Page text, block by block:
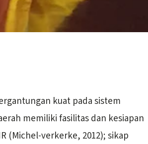
kuat pada sistem
memiliki fasilitas dan kesiapan
(Michel-verkerke, 2012); sikap